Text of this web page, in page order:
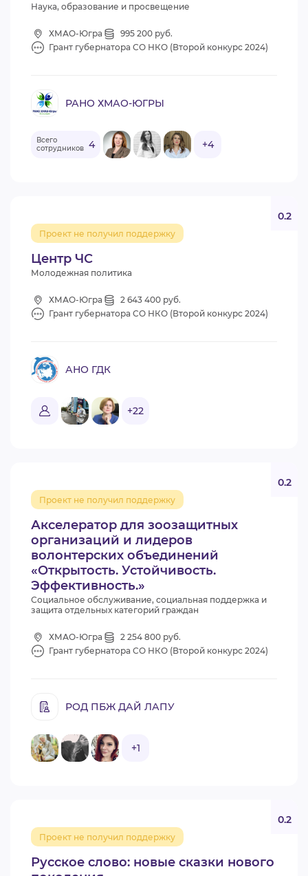
Наука, образование и просвещение
ХМАО-Югра
995 200 руб.
Грант губернатора СО НКО (Второй конкурс 2024)
РАНО ХМАО-ЮГРЫ
Всего
сотрудников 4 +4
Центр ЧС
Проект не получил поддержку
0.2
Молодежная политика
ХМАО-Югра
2 643 400 руб.
Грант губернатора СО НКО (Второй конкурс 2024)
АНО ГДК
+22
Акселератор для зоозащитных
организаций и лидеров
волонтерских объединений
«Открытость. Устойчивость.
Эффективность.»
Проект не получил поддержку
0.2
Социальное обслуживание, социальная поддержка и
защита отдельных категорий граждан
ХМАО-Югра
2 254 800 руб.
Грант губернатора СО НКО (Второй конкурс 2024)
РОД ПБЖ ДАЙ ЛАПУ
+1
Русское слово: новые сказки нового
Проект не получил поддержку
0.2